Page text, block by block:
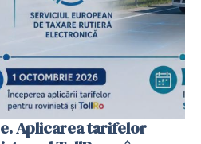
Aplicarea tarifelor